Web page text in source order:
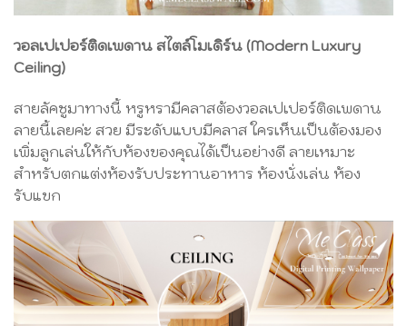
วอลเปเปอร์ติดเพดาน สไตล์โมเดิร์น (Modern Luxury
Ceiling)
สายลัคชูมาทางนี้ หรูหรามีคลาสต้องวอลเปเปอร์ติดเพดาน
ลายนี้เลยค่ะ สวย มีระดับแบบมีคลาส ใครเห็นเป็นต้องมอง
เพิ่มลูกเล่นให้กับห้องของคุณได้เป็นอย่างดี ลายเหมาะ
สำหรับตกแต่งห้องรับประทานอาหาร ห้องนั่งเล่น ห้อง
รับแขก